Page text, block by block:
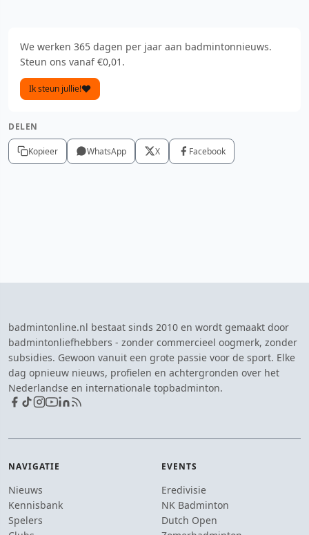
We werken 365 dagen per jaar aan badmintonnieuws.
Steun ons vanaf €0,01.
Ik steun jullie!
DELEN
Kopieer WhatsApp X Facebook
badmintonline.nl bestaat sinds 2010 en wordt gemaakt door
badmintonliefhebbers - zonder commercieel oogmerk, zonder
subsidies. Gewoon vanuit een grote passie voor de sport. Elke
dag opnieuw nieuws, profielen en achtergronden over het
Nederlandse en internationale topbadminton.
NAVIGATIE
Nieuws
Kennisbank
Spelers
EVENTS
Eredivisie
NK Badminton
Dutch Open